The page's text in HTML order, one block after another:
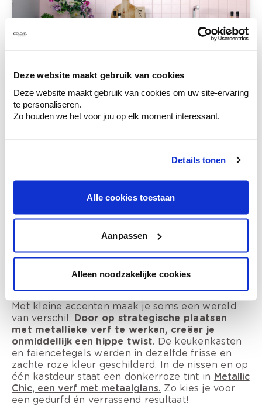
Deze website maakt gebruik van cookies
Deze website maakt gebruik van cookies om uw site-ervaring
te personaliseren.
Zo houden we het voor jou op elk moment interessant.
Details tonen
Alle cookies toestaan
Aanpassen
Alleen noodzakelijke cookies
Bekijk inspiratiebeeld
Met kleine accenten maak je soms een wereld
van verschil. Door op strategische plaatsen
met metallieke verf te werken, creëer je
onmiddellijk een hippe twist. De keukenkasten
en faiencetegels werden in dezelfde frisse en
zachte roze kleur geschilderd. In de nissen en op
één kastdeur staat een donkerroze tint in Metallic
Chic, een verf met metaalglans. Zo kies je voor
een gedurfd én verrassend resultaat!